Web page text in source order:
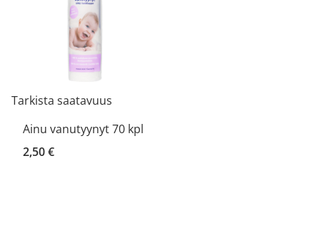
Tarkista saatavuus
Ainu vanutyynyt 70 kpl
2,50 €